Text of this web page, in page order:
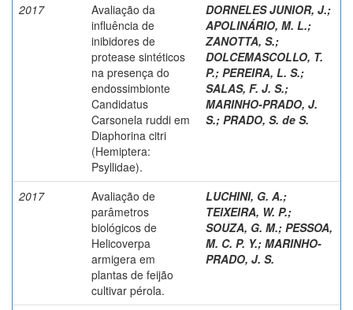
2017
Avaliação da
influência de
inibidores de
protease sintéticos
na presença do
endossimbionte
Candidatus
Carsonela ruddi em
Diaphorina citri
(Hemiptera:
Psyllidae).
DORNELES JUNIOR, J.;
APOLINÁRIO, M. L.;
ZANOTTA, S.;
DOLCEMASCOLLO, T.
P.; PEREIRA, L. S.;
SALAS, F. J. S.;
MARINHO-PRADO, J.
S.; PRADO, S. de S.
2017
Avaliação de
parâmetros
biológicos de
Helicoverpa
armigera em
plantas de feijão
cultivar pérola.
LUCHINI, G. A.;
TEIXEIRA, W. P.;
SOUZA, G. M.; PESSOA,
M. C. P. Y.; MARINHO-
PRADO, J. S.